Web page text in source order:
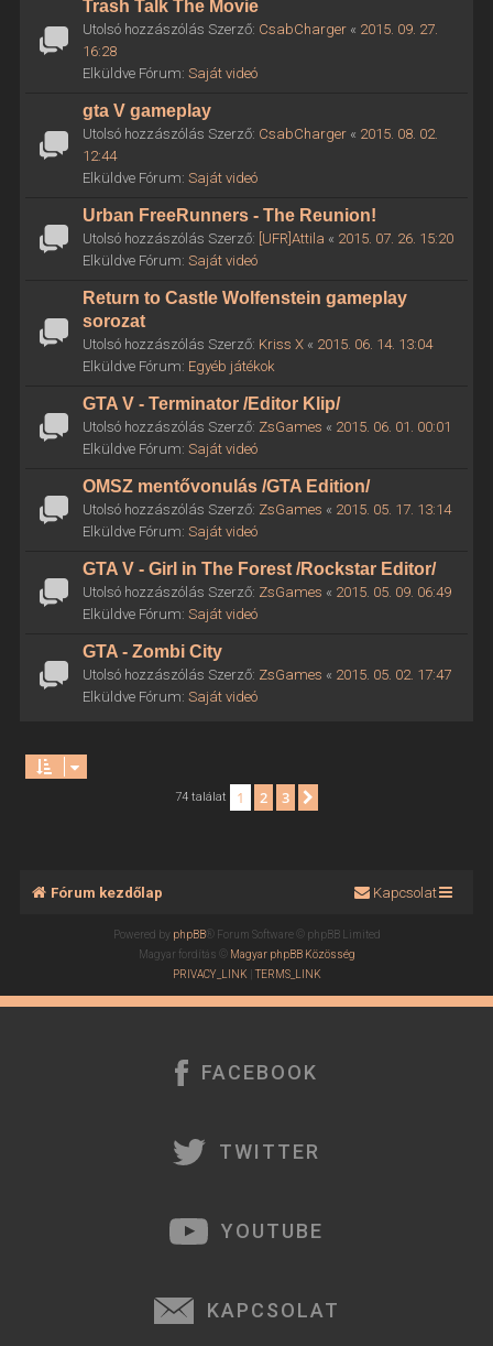
Trash Talk The Movie
Utolsó hozzászólás Szerző: CsabCharger« 2015. 09. 27.
16:28
Elküldve Fórum: Saját videó
gta V gameplay
Utolsó hozzászólás Szerző: CsabCharger« 2015. 08. 02.
12:44
Elküldve Fórum: Saját videó
Urban FreeRunners - The Reunion!
Utolsó hozzászólás Szerző: [UFR]Attila « 2015. 07. 26. 15:20
Elküldve Fórum: Saját videó
Return to Castle Wolfenstein gameplay
sorozat
Utolsó hozzászólás Szerző: Kriss X« 2015. 06. 14. 13:04
Elküldve Fórum: Egyéb játékok
GTA V - Terminator /Editor Klip/
Utolsó hozzászólás Szerző: ZsGames « 2015. 06. 01. 00:01
Elküldve Fórum: Saját videó
OMSZ mentővonulás /GTA Edition/
Utolsó hozzászólás Szerző: ZsGames « 2015. 05. 17. 13:14
Elküldve Fórum: Saját videó
GTA V - Girl in The Forest /Rockstar Editor/
Utolsó hozzászólás Szerző: ZsGames « 2015. 05. 09. 06:49
Elküldve Fórum: Saját videó
GTA - Zombi City
Utolsó hozzászólás Szerző: ZsGames « 2015. 05. 02. 17:47
Elküldve Fórum: Saját videó
74 találat 1 2 3
Fórum kezdőlap Kapcsolat
Powered by phpBB® Forum Software © phpBB Limited
Magyar fordítás ©
Magyar phpBB Közösség
PRIVACY_LINK| TERMS_LINK
FACEBOOK
TWITTER
YOUTUBE
KAPCSOLAT